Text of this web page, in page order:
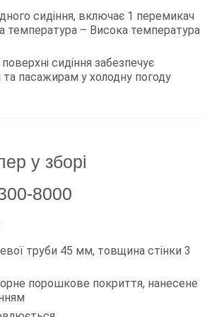
сидіння, включає 1 перемикач
температура – Висока температура
сидіння забезпечує
та пасажирам у холодну погоду
у зборі
8000
труби 45 мм, товщина стінки 3
порошкове покриття, нанесене